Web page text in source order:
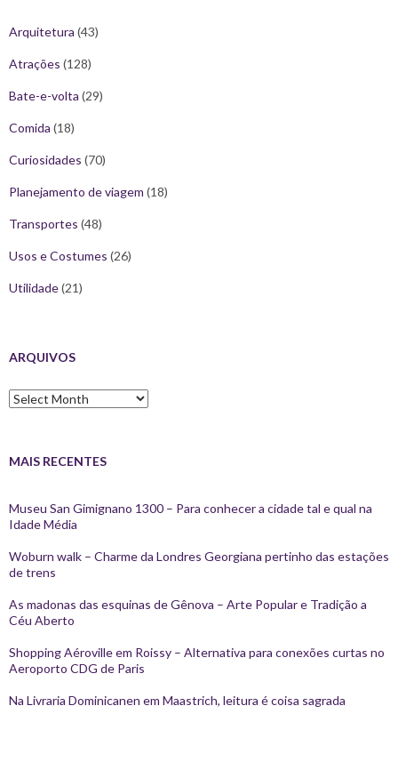
Arquitetura (43)
Atrações (128)
Bate-e-volta (29)
Comida (18)
Curiosidades (70)
Planejamento de viagem (18)
Transportes (48)
Usos e Costumes (26)
Utilidade(21)
ARQUIVOS
Arquivos
MAIS RECENTES
Museu San Gimignano 1300 – Para conhecer a cidade tal e qual na
Idade Média
Woburn walk – Charme da Londres Georgiana pertinho das estações
de trens
As madonas das esquinas de Gênova – Arte Popular e Tradição a
Céu Aberto
Shopping Aéroville em Roissy – Alternativa para conexões curtas no
Aeroporto CDG de Paris
Na Livraria Dominicanen em Maastrich, leitura é coisa sagrada